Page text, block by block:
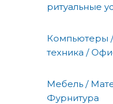
ритуальные
Компьютеры
техника /
Мебель /
Фурнитура